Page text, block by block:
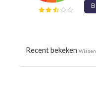
Recent bekeken Wissen